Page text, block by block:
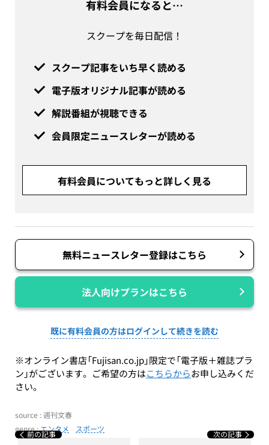
有料会員になると…
スクープを毎日配信！
スクープ記事をいち早く読める
電子版オリジナル記事が読める
解説番組が視聴できる
会員限定ニュースレターが読める
有料会員についてもっと詳しく見る
無料ニュースレター登録はこちら
法人向けプランはこちら
既に有料会員の方はログインして続きを読む
※オンライン書店「Fujisan.co.jp」限定で「電子版＋雑誌プラ
ン」がございます。ご希望の方はこちらからお申し込みくだ
さい。
source : 週刊文春
genre :エンタメ スポーツ
前の記事 次の記事